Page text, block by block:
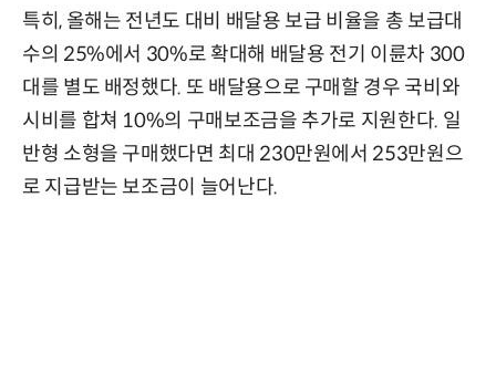
특히, 올해는 전년도 대비 배달용 보급 비율을 총 보급대
수의 25%에서 30%로 확대해 배달용 전기 이륜차 300
대를 별도 배정했다. 또 배달용으로 구매할 경우 국비와
시비를 합쳐 10%의 구매보조금을 추가로 지원한다. 일
반형 소형을 구매했다면 최대 230만원에서 253만원으
로 지급받는 보조금이 늘어난다.